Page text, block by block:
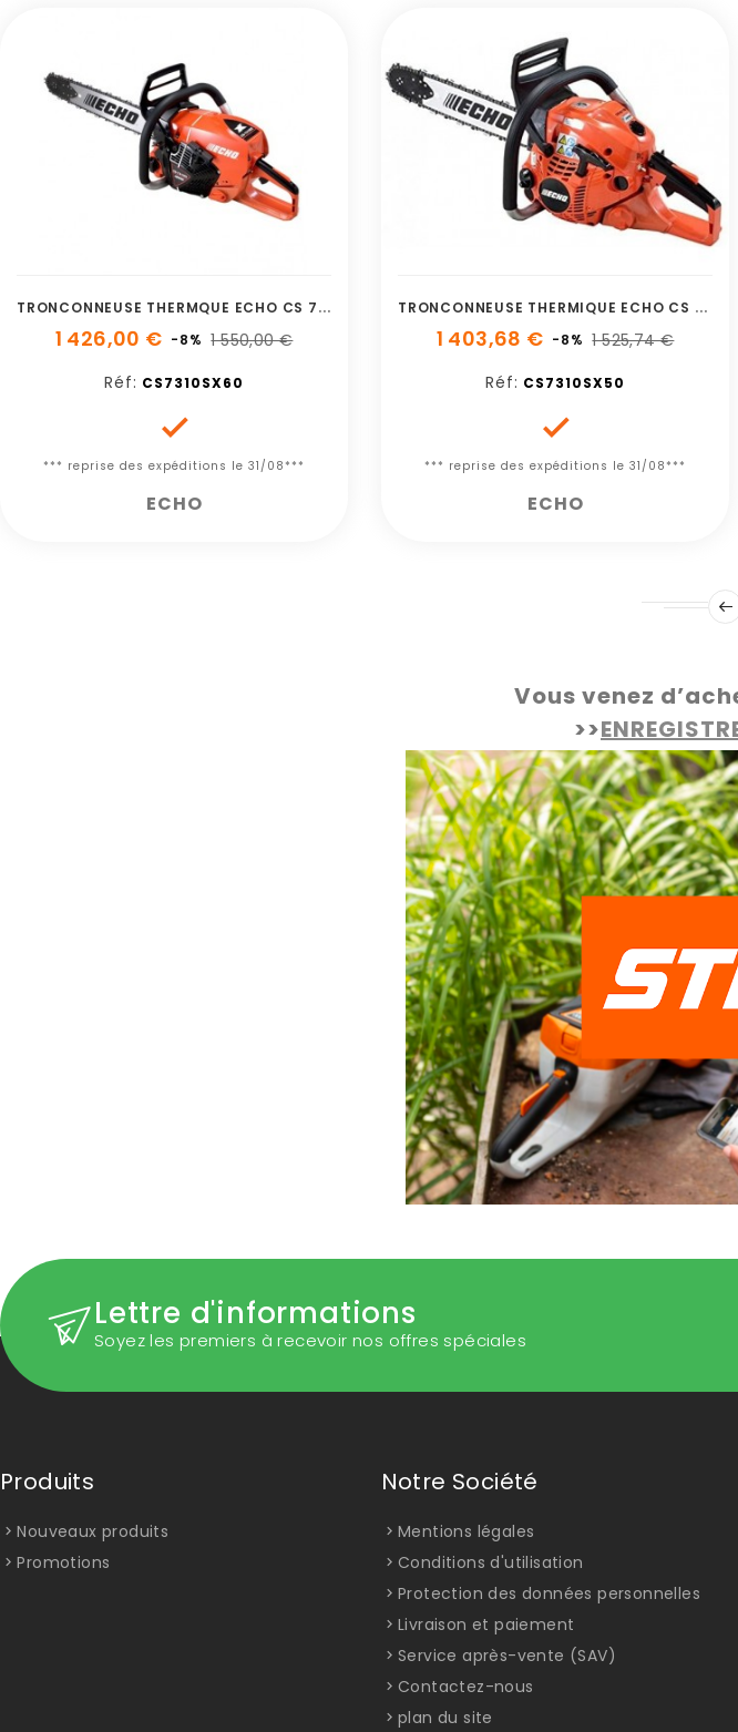
T
RONCONNEUSE THERMQUE ECHO CS 7310 SX 60
1 426,00 € -8% 1 550,00 €
Réf: CS7310SX60

*** reprise des expéditions le 31/08***
ECHO
T
RONCONNEUSE THERMIQUE ECHO CS 7310 SX 50
1 403,68 € -8% 1 525,74 €
Réf: CS7310SX50

*** reprise des expéditions le 31/08***
ECHO
Vous venez
>>
Lettre d'informations
Soyez les premiers à recevoir nos offres spéciales
Produits
Nouveaux produits
Promotions
Notre Société
Mentions légales
Conditions d'utilisation
Protection des données personnelles
Livraison et paiement
Service après-vente (SAV)
Contactez-nous
plan du site